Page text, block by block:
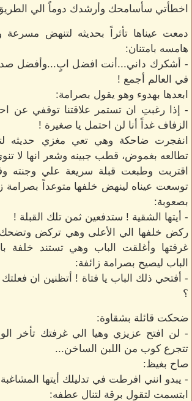
اخطأتي سأسامحك وأرشدك دوماً الي
دمعت عيناها تأثراً بحديثه لتنهض
هامسه بامتنان:
- أشكرك داني...أنت افضل ابٍ...وأفضل
في العالم أجمع !
ابعدها بهدوء وهو يقول بصرامة:
- إذا رغبتِ ان تستمر علاقتنا توقفي عن
الزفاف غداً أنا لن احتمل يا صغيرة !
انفجرت ضاحكة وهي تعي مغزي حديثه
تطالعه بغموض، قطب جبينه وشعر انها لا
اقتربت وطبعت قبلة سريعة علي وجنته
توسعت عيناه لينهض خلفها متوعداً بصرامة
بصعوبة:
- أيتها الشقية ! ستدفعين ثمن تلك القبلة !
ركض خلفها الي الأعلى وهي تركض
غرفتها وأغلقت الباب وهي تستند خلفة
الباب ليصيح بصرامة زائفة:
- أفتحي ذلك الباب يا فتاة ! أتظنين ان
؟
ضحكت قائلة بشقاوة:
- لن افتح عزيزي وهيا الي غرفتك تأخر
تتجرع كوب من اللبن الساخن...
صاح بغيظ:
- يبدو انني افرطت في تدليلك أيتها
ابتسمت لتقول برقة لتنال عطفه: